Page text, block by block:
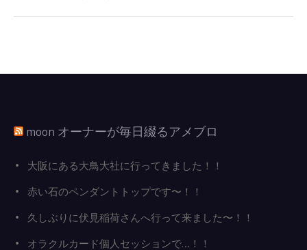
moon オーナーが毎日綴るアメブロ
大阪にある大鳥大社に行ってきました！！
赤い石のペンダントトップです〜！！
久しぶりに伏見稲荷さんへ行って来ました〜！！
オラクルカード個人セッションで…！！